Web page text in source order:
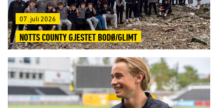
07. juli 2026
NOTTS COUNTY GJESTET BODØ/GLIMT